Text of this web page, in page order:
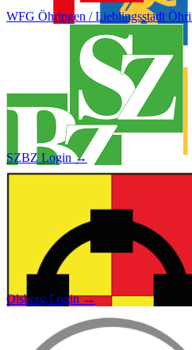
WFG Öhringen / Lieblingsstadt
SZBZ Login →
Olsberg Login →